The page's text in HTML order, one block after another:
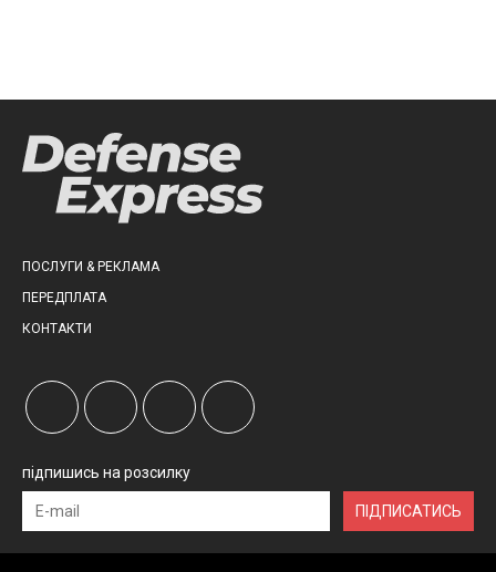
ПОСЛУГИ & РЕКЛАМА
ПЕРЕДПЛАТА
КОНТАКТИ
підпишись на розсилку
ПІДПИСАТИСЬ